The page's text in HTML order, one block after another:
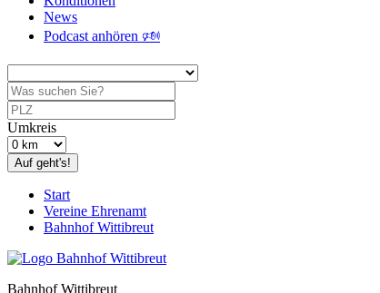
News
Podcast anhören 🕬
Umkreis
Auf geht's!
Start
Vereine Ehrenamt
Bahnhof Wittibreut
Bahnhof Wittibreut